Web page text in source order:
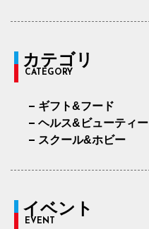
カテゴリ
CATEGORY
ギフト&フード
ヘルス&ビューティー
スクール&ホビー
イベント
EVENT